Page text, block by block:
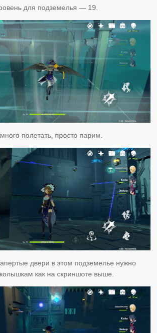
для подземелья — 19.
полетать, просто парим.
двери в этом подземелье нужно
как на скриншоте выше.